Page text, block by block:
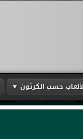
حسب الكرتون ▼